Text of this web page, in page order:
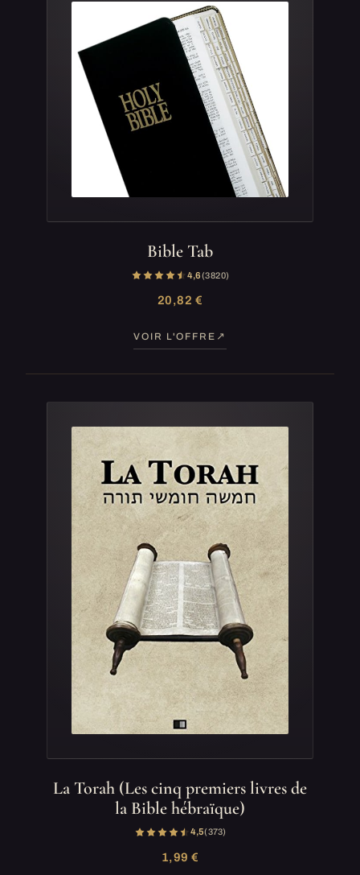
Bible Tab
4,6(3 820)
20,82 €
VOIR L'OFFRE
La Torah (Les cinq premiers livres de
la Bible hébraïque)
4,5(373)
1,99 €